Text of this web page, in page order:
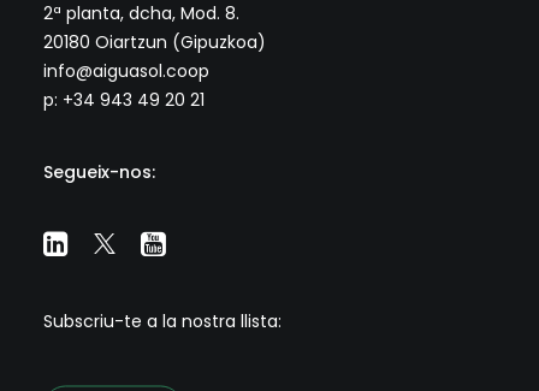
2ª planta, dcha, Mod. 8.
20180 Oiartzun (Gipuzkoa)
info@aiguasol.coop
p: +34 943 49 20 21
Segueix-nos:
Subscriu-te a la nostra llista: